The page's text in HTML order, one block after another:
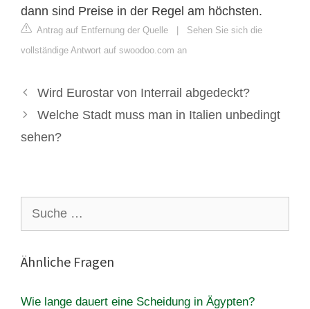
dann sind Preise in der Regel am höchsten.
Antrag auf Entfernung der Quelle | Sehen Sie sich die
vollständige Antwort auf swoodoo.com an
Wird Eurostar von Interrail abgedeckt?
Welche Stadt muss man in Italien unbedingt
sehen?
nach:
Ähnliche Fragen
Wie lange dauert eine Scheidung in Ägypten?